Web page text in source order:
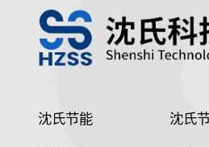
沈氏节能 沈氏